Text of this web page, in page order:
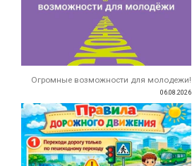
Огромные возможности для молодежи!
06.08.2026